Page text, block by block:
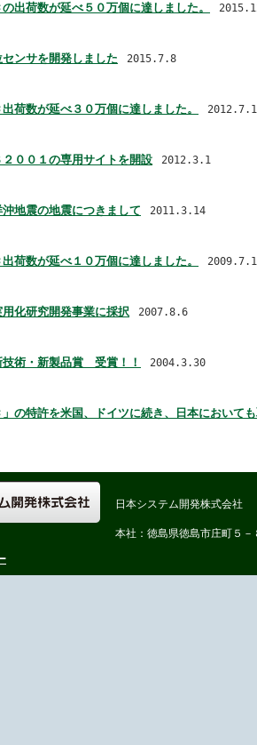
出荷数が延べ５０万個に達しました。
ンサを開発しました 2015.7.8
荷数が延べ３０万個に達しました。 2012.7.1
００１の専用サイトを開設 2012.3.1
地震の地震につきまして 2011.3.14
荷数が延べ１０万個に達しました。 2009.7.1
化研究開発事業に採択 2007.8.6
技術・新製品賞 受賞！！ 2004.3.30
の特許を米国、ドイツに続き、日本において
日本システム開発株式会社
本社：徳島県徳島市庄町５